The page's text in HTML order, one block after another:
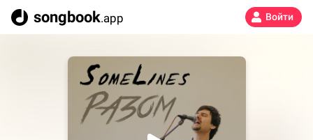
songbook.app Войти